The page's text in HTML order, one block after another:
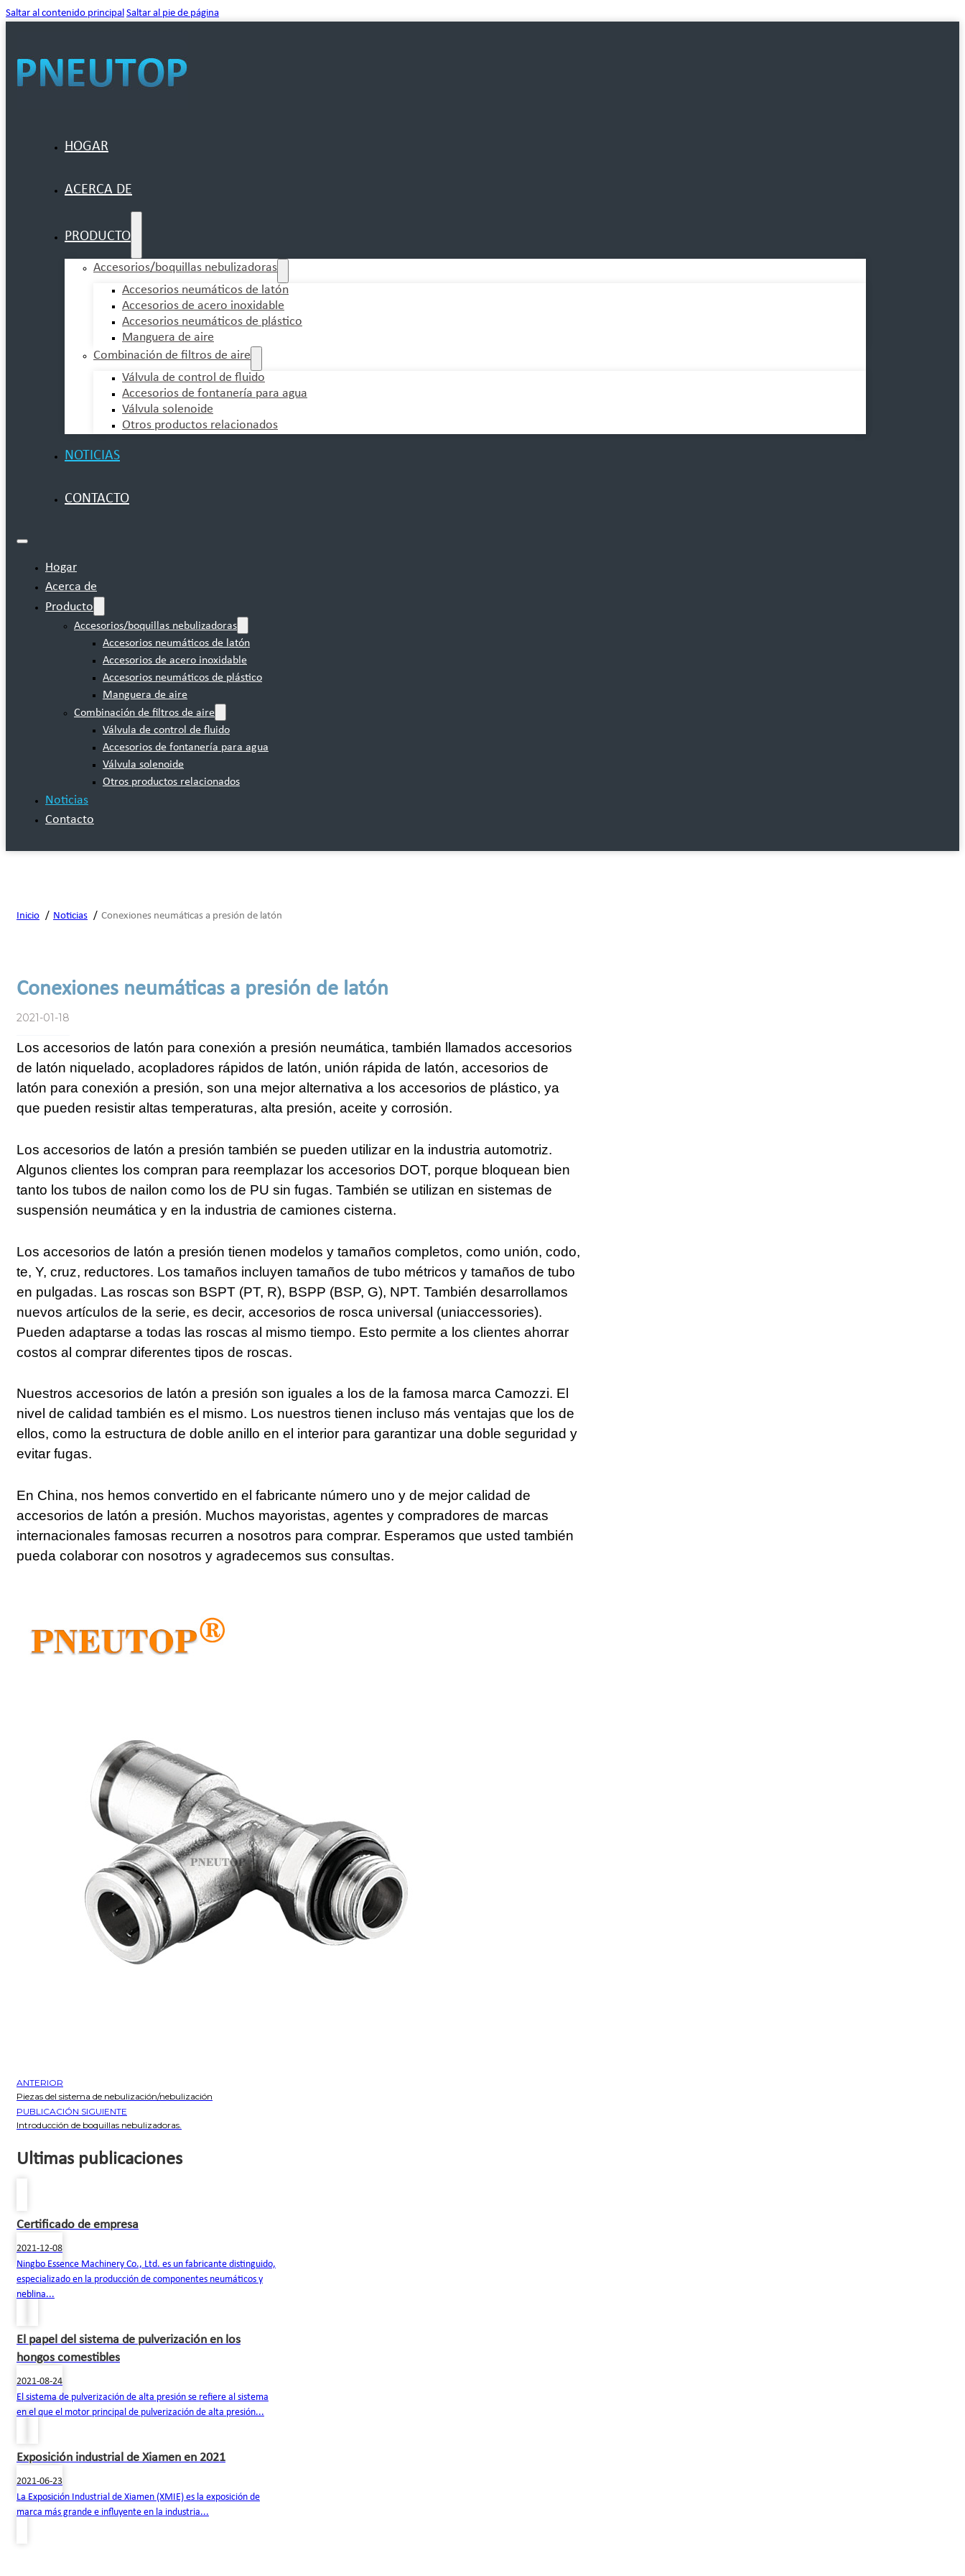
Saltar al contenido principal Saltar al pie de página
HOGAR
ACERCA DE
PRODUCTO
Accesorios/boquillas nebulizadoras
Accesorios neumáticos de latón
Accesorios de acero inoxidable
Accesorios neumáticos de plástico
Manguera de aire
Combinación de filtros de aire
Válvula de control de fluido
Accesorios de fontanería para agua
Válvula solenoide
Otros productos relacionados
NOTICIAS
CONTACTO
Hogar
Acerca de
Producto
Accesorios/boquillas nebulizadoras
Accesorios neumáticos de latón
Accesorios de acero inoxidable
Accesorios neumáticos de plástico
Manguera de aire
Combinación de filtros de aire
Válvula de control de fluido
Accesorios de fontanería para agua
Válvula solenoide
Otros productos relacionados
Noticias
Contacto
Inicio Noticias Conexiones neumáticas a presión de latón
Conexiones neumáticas a presión de latón
2021-01-18
Los accesorios de latón para conexión a presión neumática, también llamados accesorios
de latón niquelado, acopladores rápidos de latón, unión rápida de latón, accesorios de
latón para conexión a presión, son una mejor alternativa a los accesorios de plástico, ya
que pueden resistir altas temperaturas, alta presión, aceite y corrosión.
Los accesorios de latón a presión también se pueden utilizar en la industria automotriz.
Algunos clientes los compran para reemplazar los accesorios DOT, porque bloquean bien
tanto los tubos de nailon como los de PU sin fugas. También se utilizan en sistemas de
suspensión neumática y en la industria de camiones cisterna.
Los accesorios de latón a presión tienen modelos y tamaños completos, como unión, codo,
te, Y, cruz, reductores. Los tamaños incluyen tamaños de tubo métricos y tamaños de tubo
en pulgadas. Las roscas son BSPT (PT, R), BSPP (BSP, G), NPT. También desarrollamos
nuevos artículos de la serie, es decir, accesorios de rosca universal (uniaccessories).
Pueden adaptarse a todas las roscas al mismo tiempo. Esto permite a los clientes ahorrar
costos al comprar diferentes tipos de roscas.
Nuestros accesorios de latón a presión son iguales a los de la famosa marca Camozzi. El
nivel de calidad también es el mismo. Los nuestros tienen incluso más ventajas que los de
ellos, como la estructura de doble anillo en el interior para garantizar una doble seguridad y
evitar fugas.
En China, nos hemos convertido en el fabricante número uno y de mejor calidad de
accesorios de latón a presión. Muchos mayoristas, agentes y compradores de marcas
internacionales famosas recurren a nosotros para comprar. Esperamos que usted también
pueda colaborar con nosotros y agradecemos sus consultas.
ANTERIOR
Piezas del sistema de nebulización/nebulización
PUBLICACIÓN SIGUIENTE
Introducción de boquillas nebulizadoras.
Ultimas publicaciones
Certificado de empresa
2021-12-08
Ningbo Essence Machinery Co., Ltd. es un fabricante distinguido,
especializado en la producción de componentes neumáticos y
neblina...
El papel del sistema de pulverización en los
hongos comestibles
2021-08-24
El sistema de pulverización de alta presión se refiere al sistema
en el que el motor principal de pulverización de alta presión...
Exposición industrial de Xiamen en 2021
2021-06-23
La Exposición Industrial de Xiamen (XMIE) es la exposición de
marca más grande e influyente en la industria...